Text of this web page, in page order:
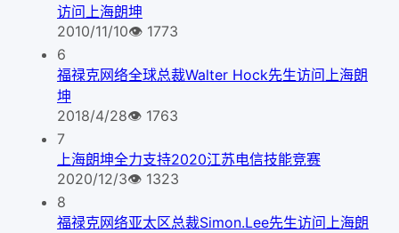
访问上海朗坤
2010/11/10👁 1773
6
福禄克网络全球总裁Walter Hock先生访问上海朗
坤
2018/4/28👁 1763
7
上海朗坤全力支持2020江苏电信技能竞赛
2020/12/3👁 1323
8
福禄克网络亚太区总裁Simon.Lee先生访问上海朗